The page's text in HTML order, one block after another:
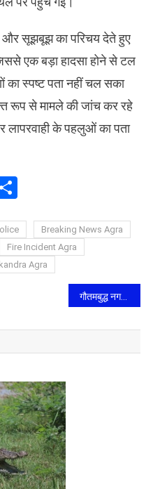
और सूझबूझ का परिचय देते हुए
एक बड़ा हादसा होने से टल
स्पष्ट पता नहीं चल सका
रूप से मामले की जांच कर रहे
के पहलुओं का पता
Share
Breaking News Agra
Fire Incident Agra
Agra
गौतमबुद्ध नगर में सेमीकंडक्टर हब की नींव: सीएम योगी ने निवेशकों को दिया न्योता, बोले- निवेश से नवाचार और समृद्धि का संकल्प